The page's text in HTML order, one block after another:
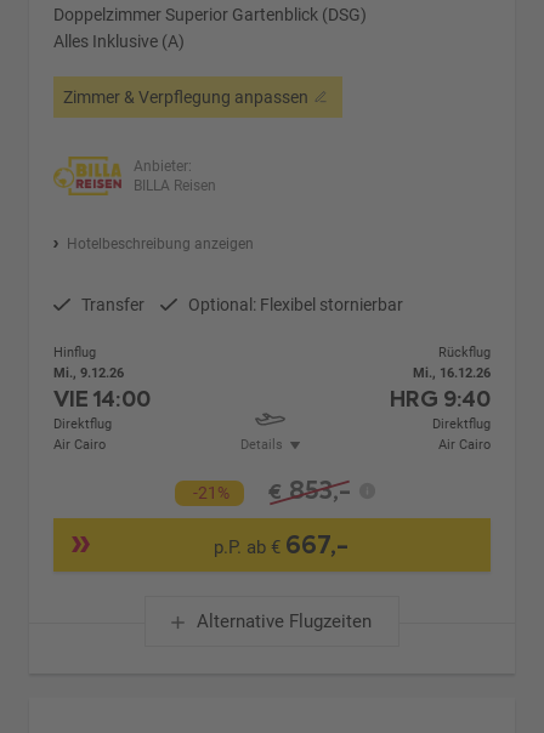
Doppelzimmer Superior Gartenblick (DSG)
Alles Inklusive (A)
Zimmer & Verpflegung anpassen
Anbieter:
BILLA Reisen
Hotelbeschreibung anzeigen
Transfer Optional: Flexibel stornierbar
Hinflug
Mi., 9.12.26
VIE14:00
Direktflug
Air Cairo
Details
Rückflug
Mi., 16.12.26
HRG 9:40
Direktflug
Air Cairo
-21% € 853,-
p.P. ab € 667,-
Alternative Flugzeiten